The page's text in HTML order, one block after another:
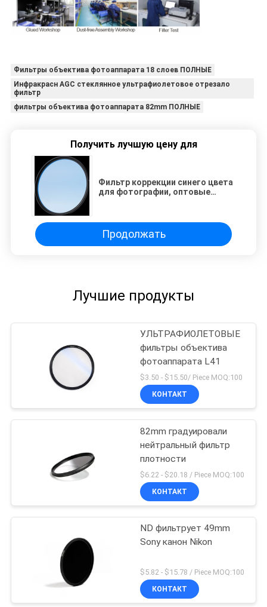
Фильтры объектива фотоаппарата 18 слоев ПОЛНЫЕ
Инфракрасн AGC стеклянное ультрафиолетовое отрезало
фильтр
фильтры объектива фотоаппарата 82mm ПОЛНЫЕ
Получить лучшую цену для
Фильтр коррекции синего цвета
для фотографии, оптовые
температуры
Продолжать
Лучшие продукты
УЛЬТРАФИОЛЕТОВЫЕ
фильтры объектива
фотоаппарата L41
$3.50 - $15.50/ Piece MOQ:100
КОНТАКТ
82mm градуировали
нейтральный фильтр
плотности
$6.22 - $20.18 / Piece MOQ:100
КОНТАКТ
ND фильтрует 49mm
Sony канон Nikon
$5.82 - $15.78 / Piece MOQ:100
КОНТАКТ